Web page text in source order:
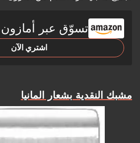
تسوّق عبر أمازون
اشتري الآن
مشبك النقدية بشعار المانيا